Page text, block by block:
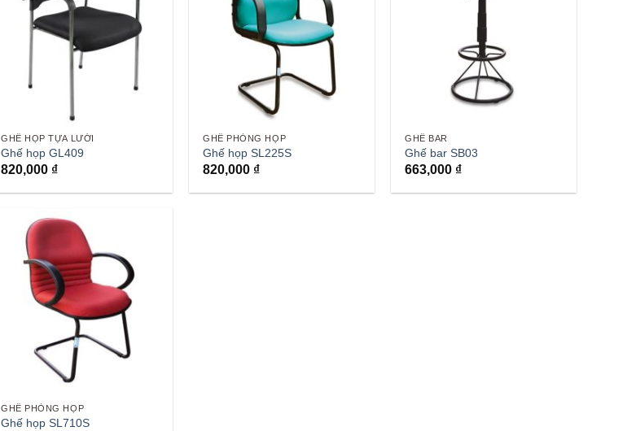
GHẾ HỌP TỰA LƯỚI
Ghế họp GL409
820,000 ₫
GHẾ PHÒNG HỌP
Ghế họp SL225S
820,000 ₫
GHẾ BAR
Ghế bar SB03
663,000 ₫
GHẾ PHÒNG HỌP
Ghế họp SL710S